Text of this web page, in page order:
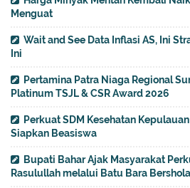
Menguat
Wait and See Data Inflasi AS, Ini
Ini
Pertamina Patra Niaga Regional
Platinum TSJL & CSR Award 2026
Perkuat SDM Kesehatan
Siapkan Beasiswa
Bupati Bahar Ajak Masyarakat
Rasulullah melalui Batu Bara